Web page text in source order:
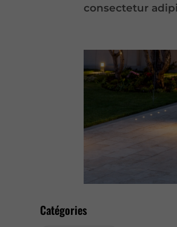
Catégories
consectetur